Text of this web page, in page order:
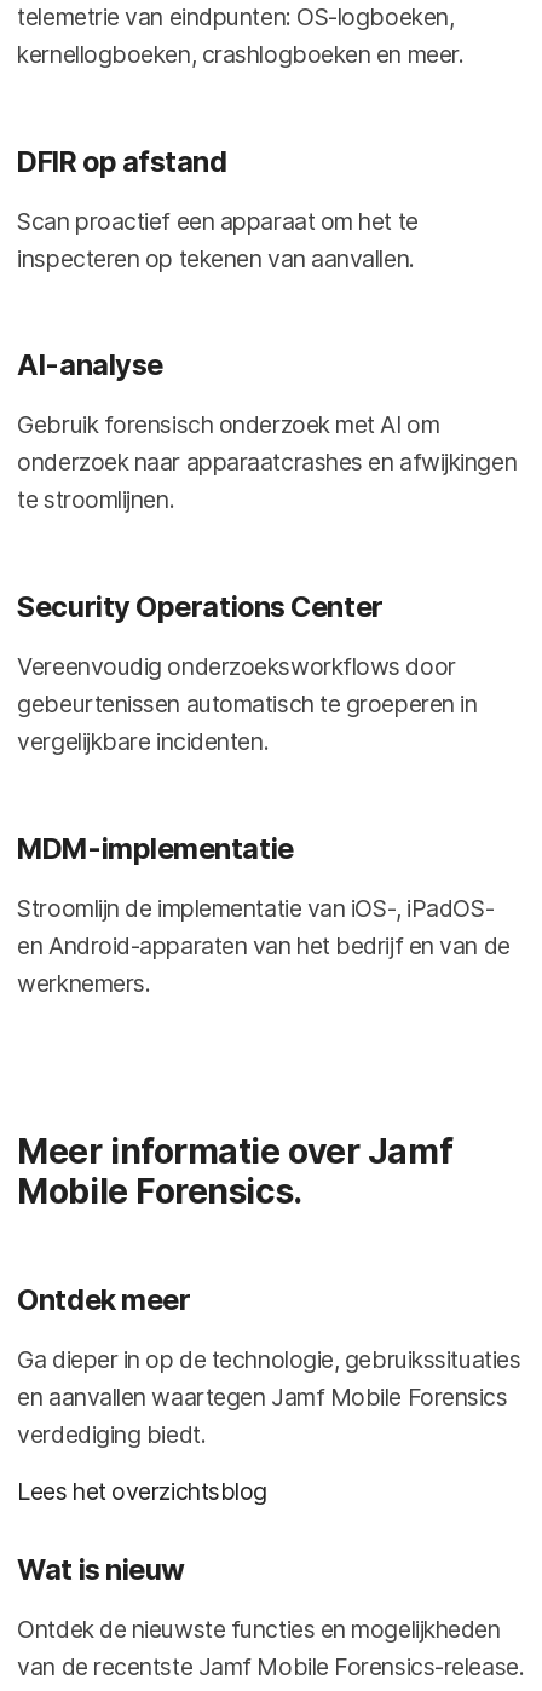
telemetrie van eindpunten: OS-logboeken,
kernellogboeken, crashlogboeken en meer.
DFIR op afstand
Scan proactief een apparaat om het te
inspecteren op tekenen van aanvallen.
AI-analyse
Gebruik forensisch onderzoek met AI om
onderzoek naar apparaatcrashes en afwijkingen
te stroomlijnen.
Security Operations Center
Vereenvoudig onderzoeksworkflows door
gebeurtenissen automatisch te groeperen in
vergelijkbare incidenten.
MDM-implementatie
Stroomlijn de implementatie van iOS-, iPadOS-
en Android-apparaten van het bedrijf en van de
werknemers.
Meer informatie over Jamf
Mobile Forensics.
Ontdek meer
Ga dieper in op de technologie, gebruikssituaties
en aanvallen waartegen Jamf Mobile Forensics
verdediging biedt.
Lees het overzichtsblog
Wat is nieuw
Ontdek de nieuwste functies en mogelijkheden
van de recentste Jamf Mobile Forensics-release.